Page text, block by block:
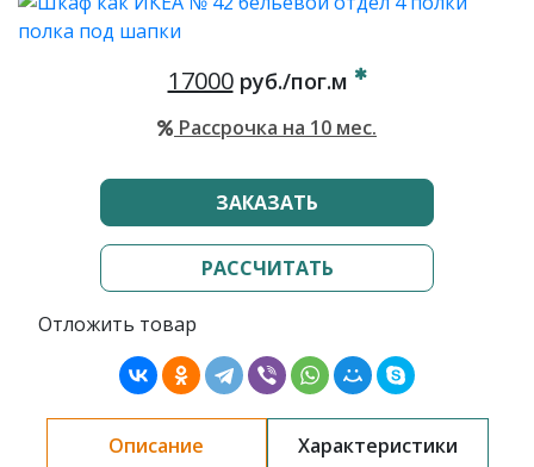
17000руб./пог.м
Рассрочка на 10 мес.
ЗАКАЗАТЬ
РАССЧИТАТЬ
Отложить товар
Описание Характеристики